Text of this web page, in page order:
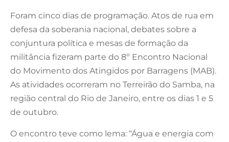
Foram cinco dias de programação. Atos de rua em
defesa da soberania nacional, debates sobre a
conjuntura política e mesas de formação da
militância fizeram parte do 8º Encontro Nacional
do Movimento dos Atingidos por Barragens (MAB).
As atividades ocorreram no Terreirão do Samba, na
região central do Rio de Janeiro, entre os dias 1 e 5
de outubro.
O encontro teve como lema: “Água e energia com